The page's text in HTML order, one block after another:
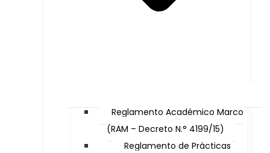
Reglamento Académico Marco
(RAM – Decreto N.° 4199/15)
Reglamento de Prácticas